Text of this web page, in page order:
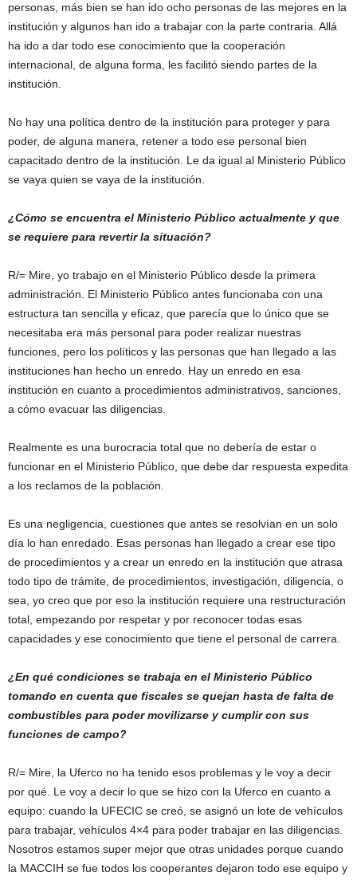
personas, más bien se han ido ocho personas de las mejores en la
institución y algunos han ido a trabajar con la parte contraria. Allá
ha ido a dar todo ese conocimiento que la cooperación
internacional, de alguna forma, les facilitó siendo partes de la
institución.
No hay una política dentro de la institución para proteger y para
poder, de alguna manera, retener a todo ese personal bien
capacitado dentro de la institución. Le da igual al Ministerio Público
se vaya quien se vaya de la institución.
¿Cómo se encuentra el Ministerio Público actualmente y que
se requiere para revertir la situación?
R/= Mire, yo trabajo en el Ministerio Público desde la primera
administración. El Ministerio Público antes funcionaba con una
estructura tan sencilla y eficaz, que parecía que lo único que se
necesitaba era más personal para poder realizar nuestras
funciones, pero los políticos y las personas que han llegado a las
instituciones han hecho un enredo. Hay un enredo en esa
institución en cuanto a procedimientos administrativos, sanciones,
a cómo evacuar las diligencias.
Realmente es una burocracia total que no debería de estar o
funcionar en el Ministerio Público, que debe dar respuesta expedita
a los reclamos de la población.
Es una negligencia, cuestiones que antes se resolvían en un solo
día lo han enredado. Esas personas han llegado a crear ese tipo
de procedimientos y a crear un enredo en la institución que atrasa
todo tipo de trámite, de procedimientos, investigación, diligencia, o
sea, yo creo que por eso la institución requiere una restructuración
total, empezando por respetar y por reconocer todas esas
capacidades y ese conocimiento que tiene el personal de carrera.
¿En qué condiciones se trabaja en el Ministerio Público
tomando en cuenta que fiscales se quejan hasta de falta de
combustibles para poder movilizarse y cumplir con sus
funciones de campo?
R/= Mire, la Uferco no ha tenido esos problemas y le voy a decir
por qué. Le voy a decir lo que se hizo con la Uferco en cuanto a
equipo: cuando la UFECIC se creó, se asignó un lote de vehículos
para trabajar, vehículos 4×4 para poder trabajar en las diligencias.
Nosotros estamos super mejor que otras unidades porque cuando
la MACCIH se fue todos los cooperantes dejaron todo ese equipo y